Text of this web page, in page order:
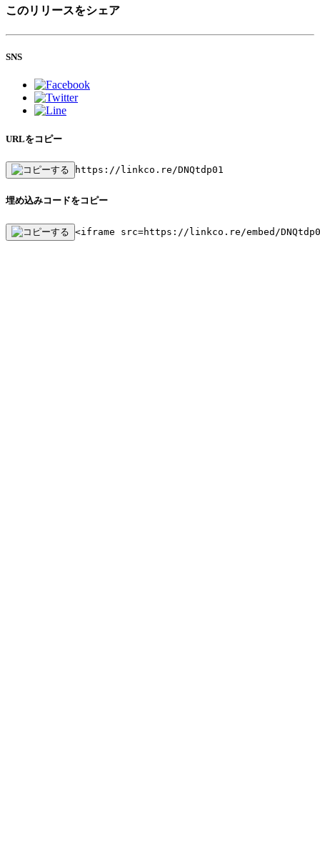
このリリースをシェア
SNS
URLをコピー
https://linkco.re/DNQtdp01
埋め込みコードをコピー
<iframe src=https://linkco.re/embed/